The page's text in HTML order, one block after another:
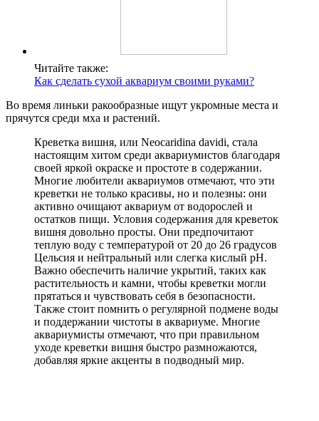
Читайте также:
Как сделать сухой аквариум своими руками?
Во время линьки ракообразные ищут укромные места и
прячутся среди мха и растений.
Креветка вишня, или Neocaridina davidi, стала
настоящим хитом среди аквариумистов благодаря
своей яркой окраске и простоте в содержании.
Многие любители аквариумов отмечают, что эти
креветки не только красивы, но и полезны: они
активно очищают аквариум от водорослей и
остатков пищи. Условия содержания для креветок
вишня довольно просты. Они предпочитают
теплую воду с температурой от 20 до 26 градусов
Цельсия и нейтральный или слегка кислый pH.
Важно обеспечить наличие укрытий, таких как
растительность и камни, чтобы креветки могли
прятаться и чувствовать себя в безопасности.
Также стоит помнить о регулярной подмене воды
и поддержании чистоты в аквариуме. Многие
аквариумисты отмечают, что при правильном
уходе креветки вишня быстро размножаются,
добавляя яркие акценты в подводный мир.